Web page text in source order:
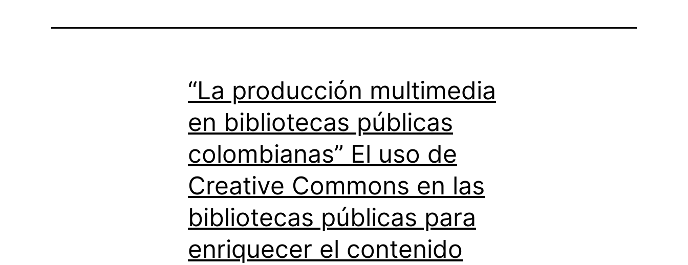
“La producción multimedia
en bibliotecas públicas
colombianas” El uso de
Creative Commons en las
bibliotecas públicas para
enriquecer el contenido